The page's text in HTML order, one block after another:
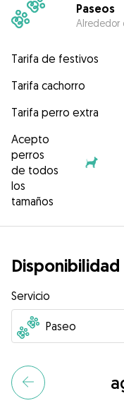
Paseos
Alrededor
Tarifa de festivos
Tarifa cachorro
Tarifa perro extra
Acepto
perros
de todos
los
tamaños
Disponibilidad
Servicio